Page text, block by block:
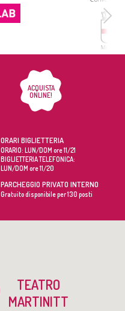
ACQUISTA
ONLINE!
ORARI BIGLIETTERIA
ORARIO: LUN/DOM ore 11/21
BIGLIETTERIA TELEFONICA:
LUN/DOM ore 11/20
PARCHEGGIO PRIVATO INTERNO
Gratuito disponibile per 130 posti
TEATRO
MARTINITT